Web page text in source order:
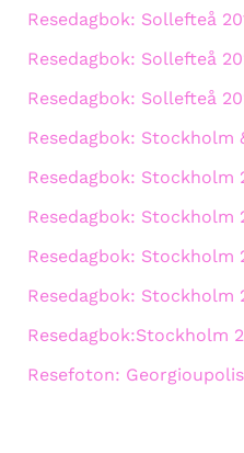
Resedagbok: Sollefteå
Resedagbok: Sollefteå
Resedagbok: Sollefteå
Resedagbok: Stockholm
Resedagbok: Stockholm
Resedagbok: Stockholm
Resedagbok: Stockholm
Resedagbok: Stockholm
Resedagbok:Stockholm
Resefoton: